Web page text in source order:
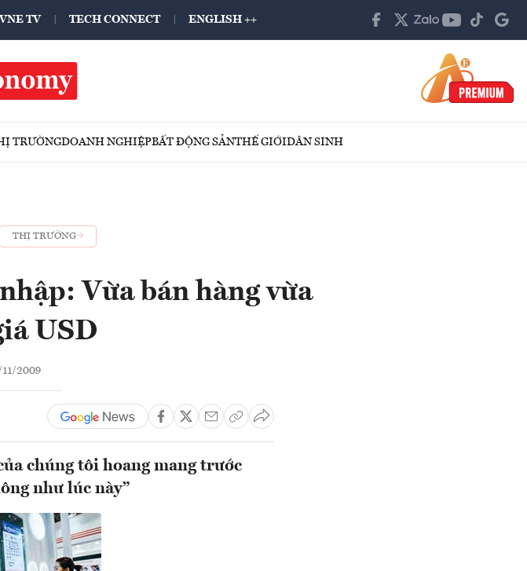
VNE TV TECH CONNECT ENGLISH ++
TRƯỜNGDOANH NGHIỆPBẤT ĐỘNG SẢNTHẾ GIỚIDÂN SINH
THỊ TRƯỜNG
Vừa bán hàng vừa
USD
11/2009
chúng tôi hoang mang trước
như lúc này”